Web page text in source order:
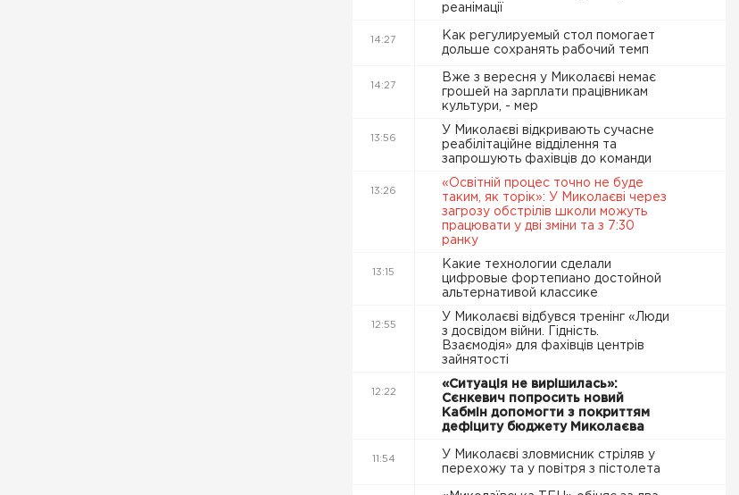
реанімації
14:27
Как регулируемый стол помогает
дольше сохранять рабочий темп
14:27
Вже з вересня у Миколаєві немає
грошей на зарплати працівникам
культури, - мер
13:56
У Миколаєві відкривають сучасне
реабілітаційне відділення та
запрошують фахівців до команди
13:26
«Освітній процес точно не буде
таким, як торік»: У Миколаєві через
загрозу обстрілів школи можуть
працювати у дві зміни та з 7:30
ранку
13:15
Какие технологии сделали
цифровые фортепиано достойной
альтернативой классике
12:55
У Миколаєві відбувся тренінг «Люди
з досвідом війни. Гідність.
Взаємодія» для фахівців центрів
зайнятості
12:22
«Ситуація не вирішилась»:
Сєнкевич попросить новий
Кабмін допомогти з покриттям
дефіциту бюджету Миколаєва
11:54
У Миколаєві зловмисник стріляв у
перехожу та у повітря з пістолета